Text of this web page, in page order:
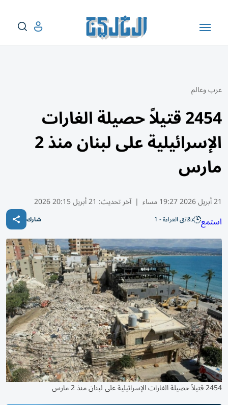
عرب وعالم
2454 قتيلاً حصيلة الغارات
الإسرائيلية على لبنان منذ 2
مارس
21 أبريل 2026 19:27 مساء | آخر تحديث: 21 أبريل 20:15 2026
استمع دقائق القراءة - 1 شارك
2454 قتيلاً حصيلة الغارات الإسرائيلية على لبنان منذ 2 مارس